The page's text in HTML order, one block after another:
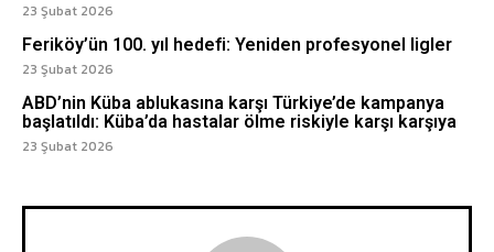
23 Şubat 2026
Feriköy’ün 100. yıl hedefi: Yeniden profesyonel ligler
23 Şubat 2026
ABD’nin Küba ablukasına karşı Türkiye’de kampanya
başlatıldı: Küba’da hastalar ölme riskiyle karşı karşıya
23 Şubat 2026